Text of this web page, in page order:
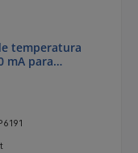
temperatura
mA para